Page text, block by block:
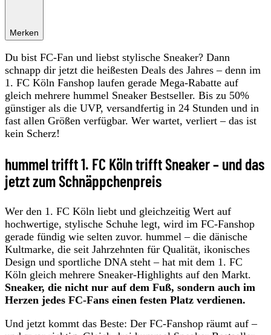
Merken
Du bist FC-Fan und liebst stylische Sneaker? Dann
schnapp dir jetzt die heißesten Deals des Jahres – denn im
1. FC Köln Fanshop laufen gerade Mega-Rabatte auf
gleich mehrere hummel Sneaker Bestseller. Bis zu 50%
günstiger als die UVP, versandfertig in 24 Stunden und in
fast allen Größen verfügbar. Wer wartet, verliert – das ist
kein Scherz!
hummel trifft 1. FC Köln trifft Sneaker – und das
jetzt zum Schnäppchenpreis
Wer den 1. FC Köln liebt und gleichzeitig Wert auf
hochwertige, stylische Schuhe legt, wird im FC-Fanshop
gerade fündig wie selten zuvor. hummel – die dänische
Kultmarke, die seit Jahrzehnten für Qualität, ikonisches
Design und sportliche DNA steht – hat mit dem 1. FC
Köln gleich mehrere Sneaker-Highlights auf den Markt.
Sneaker, die nicht nur auf dem Fuß, sondern auch im
Herzen jedes FC-Fans einen festen Platz verdienen.
Und jetzt kommt das Beste: Der FC-Fanshop räumt auf –